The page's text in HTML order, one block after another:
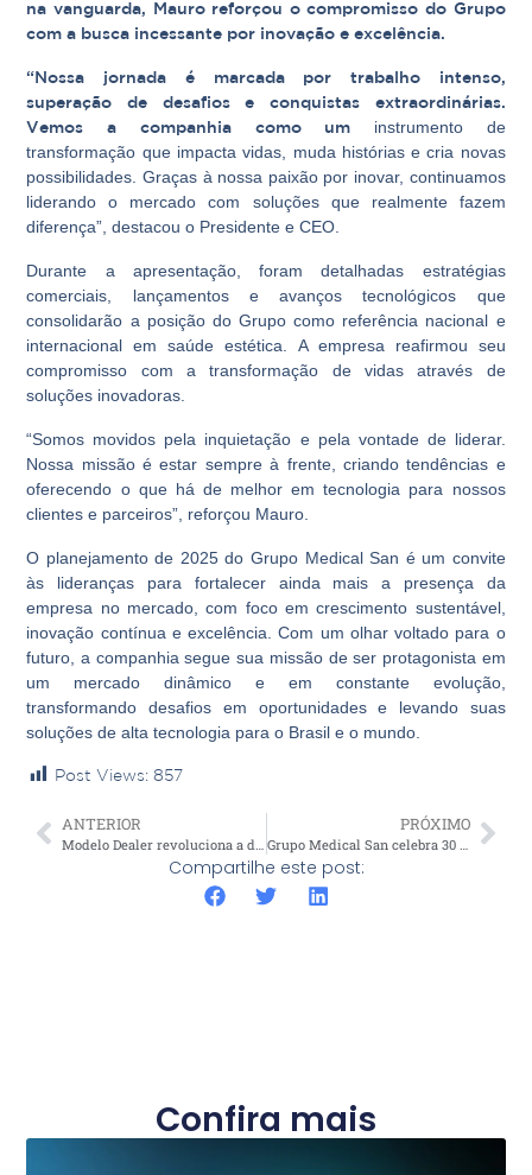
na vanguarda, Mauro reforçou o compromisso do Grupo
com a busca incessante por inovação e excelência.
“Nossa jornada é marcada por trabalho intenso,
superação de desafios e conquistas extraordinárias.
Vemos a companhia como um instrumento de
transformação que impacta vidas, muda histórias e cria novas
possibilidades. Graças à nossa paixão por inovar, continuamos
liderando o mercado com soluções que realmente fazem
diferença”, destacou o Presidente e CEO.
Durante a apresentação, foram detalhadas estratégias
comerciais, lançamentos e avanços tecnológicos que
consolidarão a posição do Grupo como referência nacional e
internacional em saúde estética. A empresa reafirmou seu
compromisso com a transformação de vidas através de
soluções inovadoras.
“Somos movidos pela inquietação e pela vontade de liderar.
Nossa missão é estar sempre à frente, criando tendências e
oferecendo o que há de melhor em tecnologia para nossos
clientes e parceiros”, reforçou Mauro.
O planejamento de 2025 do Grupo Medical San é um convite
às lideranças para fortalecer ainda mais a presença da
empresa no mercado, com foco em crescimento sustentável,
inovação contínua e excelência. Com um olhar voltado para o
futuro, a companhia segue sua missão de ser protagonista em
um mercado dinâmico e em constante evolução,
transformando desafios em oportunidades e levando suas
soluções de alta tecnologia para o Brasil e o mundo.
Post Views: 857
ANTERIOR PRÓXIMO
Compartilhe este post:
Confira mais